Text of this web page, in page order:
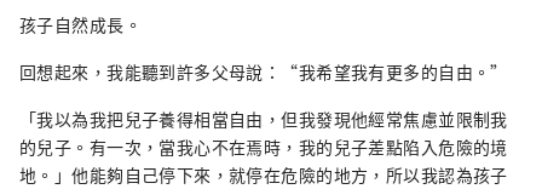
孩子自然成長。
回想起來，我能聽到許多父母說：“我希望我有更多的自由。”
「我以為我把兒子養得相當自由，但我發現他經常焦慮並限制我
的兒子。有一次，當我心不在焉時，我的兒子差點陷入危險的境
地。」他能夠自己停下來，就停在危險的地方，所以我認為孩子